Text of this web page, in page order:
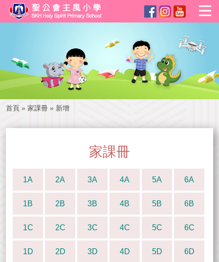
首頁 » 家課冊 » 新增
家課冊
1A 2A 3A 4A 5A 6A
1B 2B 3B 4B 5B 6B
1C 2C 3C 4C 5C 6C
1D 2D 3D 4D 5D 6D